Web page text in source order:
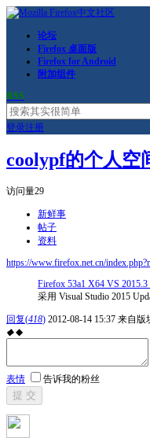
论坛
Firefox 桌面版
Firefox for Android
附加组件
RSS
登录注册
coolypf的个人空
访问量29
新鲜事
帖子
资料
https://www.firefox.net.cn/
Firefox 53a1 X64 VS
采用 Visual Studio 2015
回复(418) 2012-08-14 15:37 来自版
◆ ◆
表情 告诉我的粉丝
提 交